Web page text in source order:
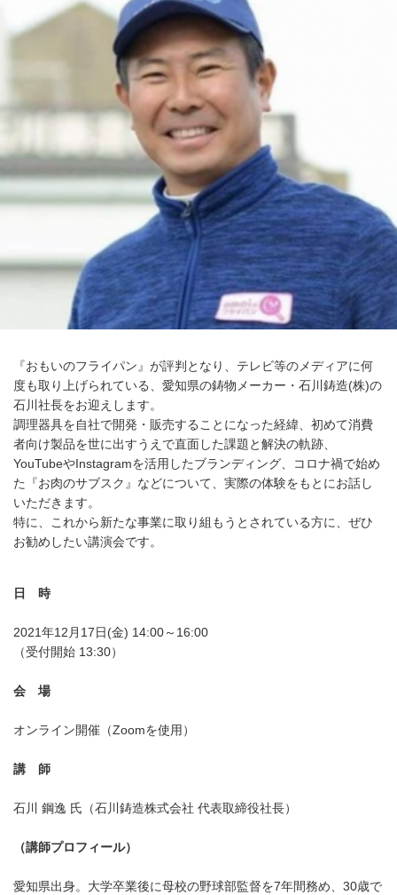
『おもいのフライパン』が評判となり、テレビ等のメディアに何
度も取り上げられている、愛知県の鋳物メーカー・石川鋳造(株)の
石川社長をお迎えします。
調理器具を自社で開発・販売することになった経緯、初めて消費
者向け製品を世に出すうえで直面した課題と解決の軌跡、
YouTubeやInstagramを活用したブランディング、コロナ禍で始め
た『お肉のサブスク』などについて、実際の体験をもとにお話し
いただきます。
特に、これから新たな事業に取り組もうとされている方に、ぜひ
お勧めしたい講演会です。
日 時
2021年12月17日(金) 14:00～16:00
（受付開始 13:30）
会 場
オンライン開催（Zoomを使用）
講 師
石川 鋼逸 氏（石川鋳造株式会社 代表取締役社長）
（講師プロフィール）
愛知県出身。大学卒業後に母校の野球部監督を7年間務め、30歳で